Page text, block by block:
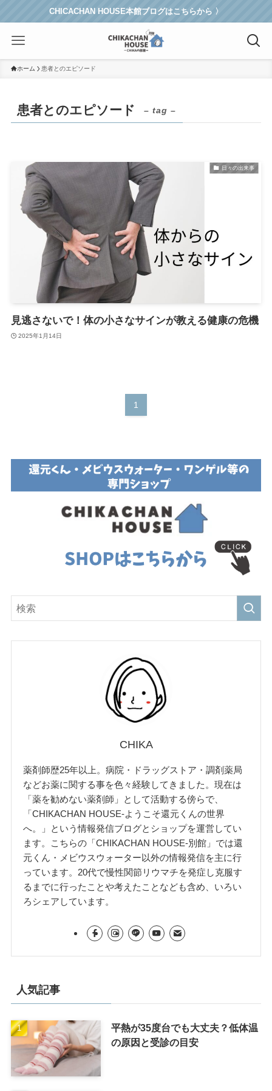
CHICACHAN HOUSE本館ブログはこちらから 〉
ホーム 患者とのエピソード
患者とのエピソード – tag –
日々の出来事
見逃さないで！体の小さなサインが教える健康の危機
2025年1月14日
1
CHIKA
薬剤師歴25年以上。病院・ドラッグストア・調剤薬局
などお薬に関する事を色々経験してきました。現在は
「薬を勧めない薬剤師」として活動する傍らで、
「CHIKACHAN HOUSE-ようこそ還元くんの世界
へ。」という情報発信ブログとショップを運営してい
ます。こちらの「CHIKACHAN HOUSE-別館」では還
元くん・メビウスウォーター以外の情報発信を主に行
っています。20代で慢性関節リウマチを発症し克服す
るまでに行ったことや考えたことなども含め、いろい
ろシェアしています。
人気記事
平熱が35度台でも大丈夫？低体温
の原因と受診の目安